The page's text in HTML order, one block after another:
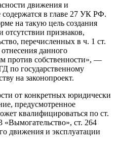
движения и
содержатся в главе 27 УК РФ.
на такую цель создания
признаков,
перечисленных в ч. 1 ст.
данного
против собственности», —
по государственному
на законопроект.
от конкретных юридически
предусмотренное
квалифицироваться по ст.
ст. 264
движения и эксплуатации